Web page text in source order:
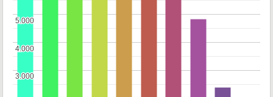
3.000
3.000
4.000
4.000
5.000
5.000